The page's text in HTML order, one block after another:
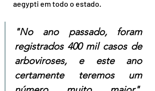
aegypti em todo o estado.
"No ano passado, foram
registrados 400 mil casos de
arboviroses, e este ano
certamente teremos um